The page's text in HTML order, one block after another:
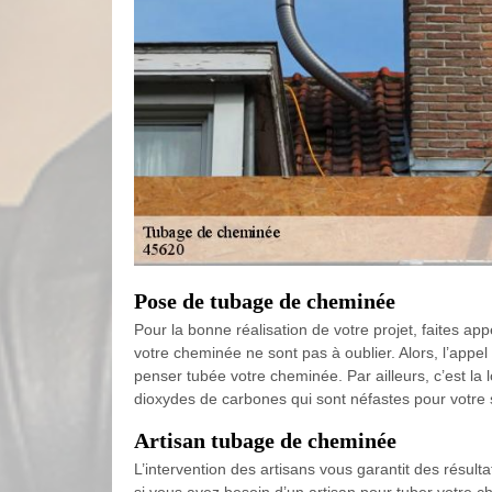
Pose de tubage de cheminée
Pour la bonne réalisation de votre projet, faites
votre cheminée ne sont pas à oublier. Alors,
penser tubée votre cheminée. Par ailleurs, c’est
dioxydes de carbones qui sont néfastes pour votre
Artisan tubage de cheminée
L’intervention des artisans vous garantit des